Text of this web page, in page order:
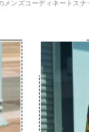
メンズコーディネートスナ